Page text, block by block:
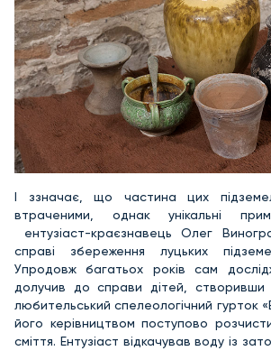
І ззначає, що частина цих
втраченими, однак унікальні
ентузіаст-краєзнавець Олег
справі збереження луцьких
Упродовж багатьох років сам
долучив до справи дітей, створивши
любительський спелеологічний гурток
його керівництвом поступово
сміття. Ентузіаст відкачував воду із